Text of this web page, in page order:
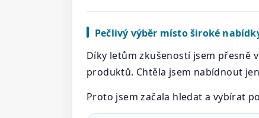
Pečlivý výběr místo široké
Díky letům zkušeností jsem přesně
produktů. Chtěla jsem nabídnout
Proto jsem začala hledat a vybírat